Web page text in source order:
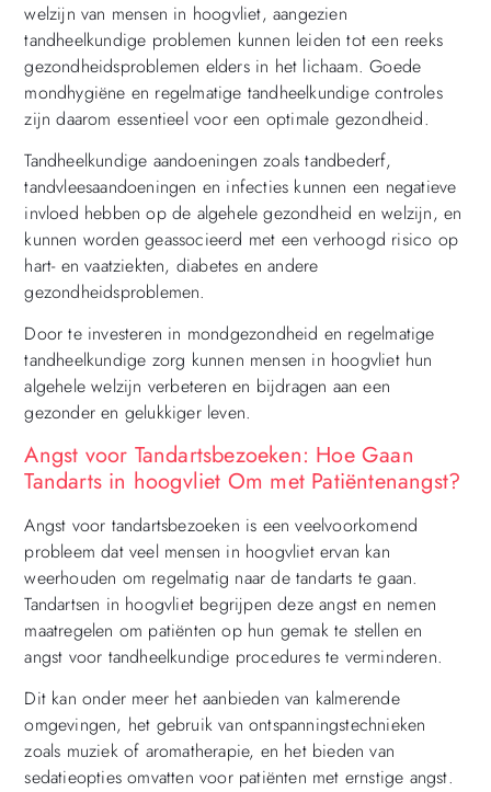
welzijn van mensen in hoogvliet, aangezien
tandheelkundige problemen kunnen leiden tot een reeks
gezondheidsproblemen elders in het lichaam. Goede
mondhygiëne en regelmatige tandheelkundige controles
zijn daarom essentieel voor een optimale gezondheid.
Tandheelkundige aandoeningen zoals tandbederf,
tandvleesaandoeningen en infecties kunnen een negatieve
invloed hebben op de algehele gezondheid en welzijn, en
kunnen worden geassocieerd met een verhoogd risico op
hart- en vaatziekten, diabetes en andere
gezondheidsproblemen.
Door te investeren in mondgezondheid en regelmatige
tandheelkundige zorg kunnen mensen in hoogvliet hun
algehele welzijn verbeteren en bijdragen aan een
gezonder en gelukkiger leven.
Angst voor Tandartsbezoeken: Hoe Gaan
Tandarts in hoogvliet Om met Patiëntenangst?
Angst voor tandartsbezoeken is een veelvoorkomend
probleem dat veel mensen in hoogvliet ervan kan
weerhouden om regelmatig naar de tandarts te gaan.
Tandartsen in hoogvliet begrijpen deze angst en nemen
maatregelen om patiënten op hun gemak te stellen en
angst voor tandheelkundige procedures te verminderen.
Dit kan onder meer het aanbieden van kalmerende
omgevingen, het gebruik van ontspanningstechnieken
zoals muziek of aromatherapie, en het bieden van
sedatieopties omvatten voor patiënten met ernstige angst.